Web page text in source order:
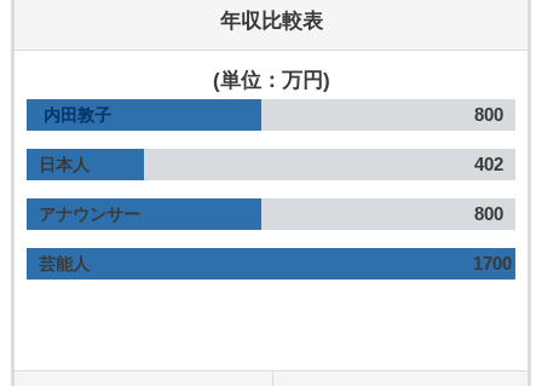
年収比較表
(単位：万円)
内田敦子 800
日本人 402
アナウンサー 800
芸能人 1700